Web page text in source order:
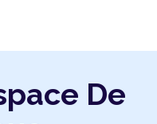
De